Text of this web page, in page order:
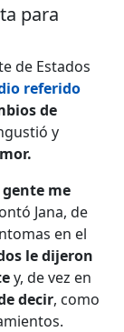
para
de Estados
referido
de
y
me
Jana, de
en el
le dijeron
y, de vez en
decir, como